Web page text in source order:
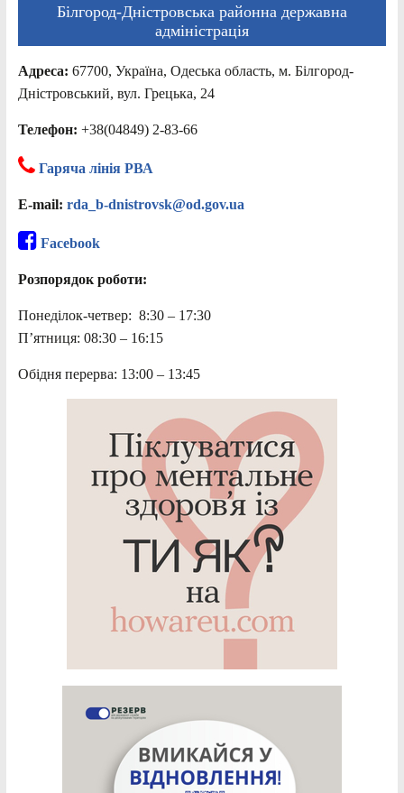
Білгород-Дністровська районна державна
адміністрація
Адреса: 67700, Україна, Одеська область, м. Білгород-
Дністровський, вул. Грецька, 24
Телефон: +38(04849) 2-83-66
Гаряча лінія РВА
E-mail: rda_b-dnistrovsk@od.gov.ua
Facebook
Розпорядок роботи:
Понеділок-четвер: 8:30 – 17:30
П’ятниця: 08:30 – 16:15
Обідня перерва: 13:00 – 13:45